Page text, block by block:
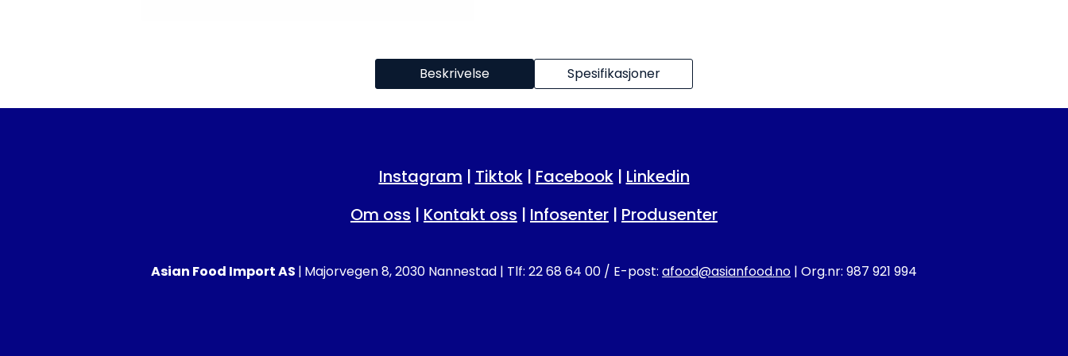
Beskrivelse Spesifikasjoner
Instagram | Tiktok| Facebook| Linkedin
Om oss | Kontakt oss | Infosenter | Produsenter
Asian Food Import AS | Majorvegen 8, 2030 Nannestad | Tlf: 22 68 64 00 / E-post: afood@asianfood.no | Org.nr: 987 921 994